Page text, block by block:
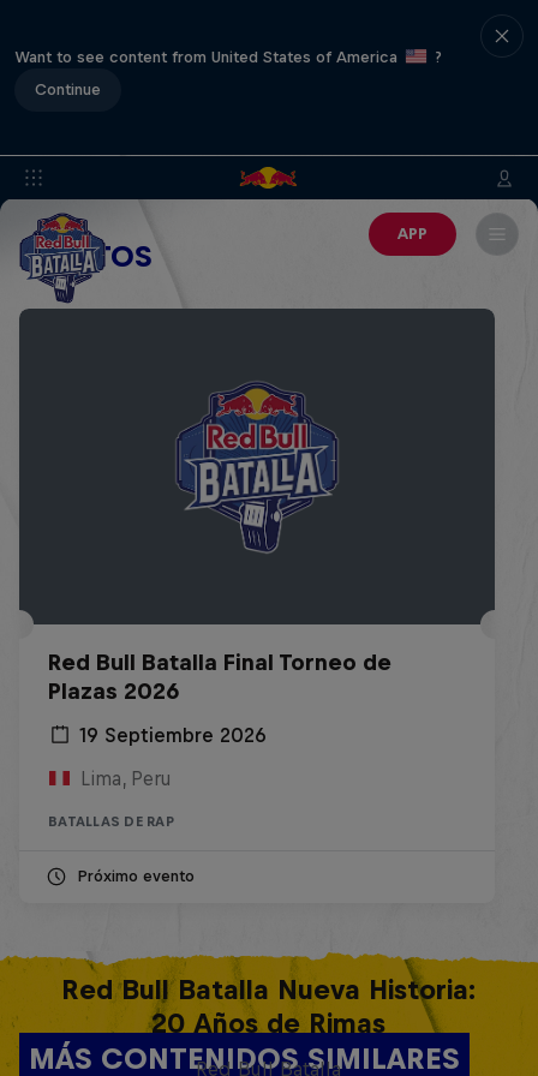
Want to see content from United States of America
?
Continue
APP
EVENTOS
Red Bull Batalla Final Torneo de
Plazas 2026
19 Septiembre 2026
Lima, Peru
BATALLAS DE RAP
Próximo evento
MÁS CONTENIDOS SIMILARES
Red Bull Batalla Nueva Historia:
20 Años de Rimas
Red Bull Batalla